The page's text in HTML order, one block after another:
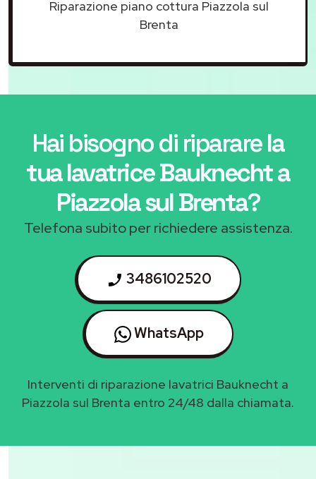
Riparazione piano cottura Piazzola sul
Brenta
Hai bisogno di ripararela
tua lavatrice Bauknecht a
Piazzola sul Brenta?
Telefona subito per richiedere assistenza.
3486102520
WhatsApp
Interventi di riparazione lavatrici Bauknecht a
Piazzola sul Brenta entro 24/48 dalla chiamata.